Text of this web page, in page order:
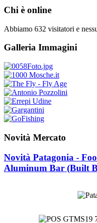
Chi è online
Abbiamo 632 visitatori e
Galleria Immagini
Novità Mercato
Novità Patagonia -
Aluminum Bar (Built